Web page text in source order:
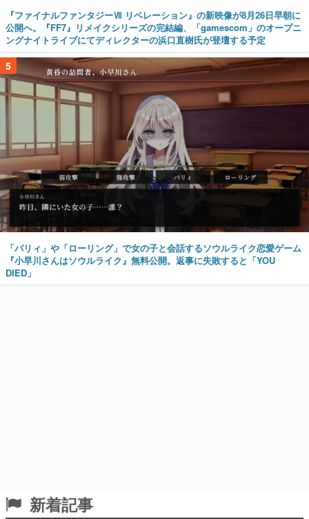
『ファイナルファンタジーⅦ リベレーション』の新映像が8月26日早朝に
公開へ。『FF7』リメイクシリーズの完結編、「gamescom」のオープニ
ングナイトライブにてディレクターの浜口直樹氏が登壇する予定
5
「パリィ」や「ローリング」で女の子と会話するソウルライク恋愛ゲーム
『小早川さんはソウルライク』無料公開。返事に失敗すると「YOU
DIED」
新着記事